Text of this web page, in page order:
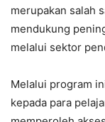
merupakan salah
mendukung
melalui sektor
Melalui program
kepada para